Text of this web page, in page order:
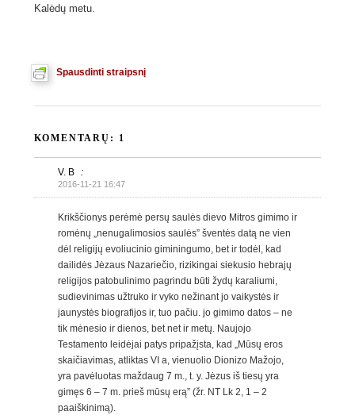
Kalėdų metu.
Spausdinti straipsnį
KOMENTARŲ: 1
V. B :
2016-11-21 16:47
Krikščionys perėmė persų saulės dievo Mitros gimimo ir
romėnų „nenugalimosios saulės” šventės datą ne vien
dėl religijų evoliucinio giminingumo, bet ir todėl, kad
dailidės Jėzaus Nazariečio, rizikingai siekusio hebrajų
religijos patobulinimo pagrindu būti žydų karaliumi,
sudievinimas užtruko ir vyko nežinant jo vaikystės ir
jaunystės biografijos ir, tuo pačiu. jo gimimo datos – ne
tik mėnesio ir dienos, bet net ir metų. Naujojo
Testamento leidėjai patys pripažįsta, kad „Mūsų eros
skaičiavimas, atliktas VI a, vienuolio Dionizo Mažojo,
yra pavėluotas maždaug 7 m., t. y. Jėzus iš tiesų yra
gimęs 6 – 7 m. prieš mūsų erą” (žr. NT Lk 2, 1 – 2
paaiškinimą).